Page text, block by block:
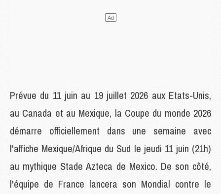
Prévue du 11 juin au 19 juillet 2026 aux Etats-Unis,
au Canada et au Mexique, la Coupe du monde 2026
démarre officiellement dans une semaine avec
l'affiche Mexique/Afrique du Sud le jeudi 11 juin (21h)
au mythique Stade Azteca de Mexico. De son côté,
l'équipe de France lancera son Mondial contre le